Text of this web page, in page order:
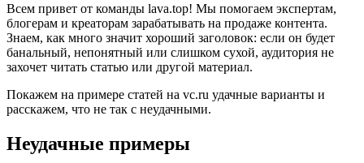
Всем привет от команды lava.top! Мы помогаем экспертам,
блогерам и креаторам зарабатывать на продаже контента.
Знаем, как много значит хороший заголовок: если он будет
банальный, непонятный или слишком сухой, аудитория не
захочет читать статью или другой материал.
Покажем на примере статей на vc.ru удачные варианты и
расскажем, что не так с неудачными.
Неудачные примеры